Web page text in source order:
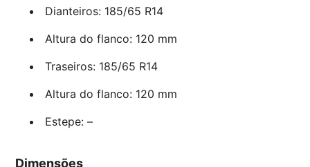
Dianteiros: 185/65 R14
Altura do flanco: 120 mm
Traseiros: 185/65 R14
Altura do flanco: 120 mm
Estepe: –
Dimensões